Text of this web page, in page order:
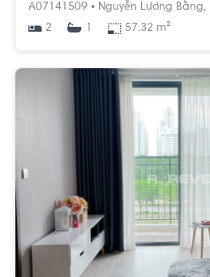
A07141509 • Nguyễn Lương Bằng,
2
1 57.32 m²